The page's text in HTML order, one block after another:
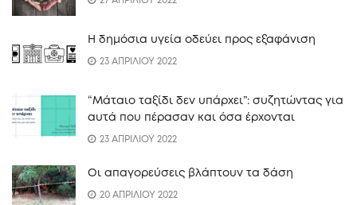
Η δημόσια υγεία οδεύει προς εξαφάνιση
23 ΑΠΡΙΛΙΟΥ 2022
“Mάταιο ταξίδι δεν υπάρχει”: συζητώντας για
αυτά που πέρασαν και όσα έρχονται
23 ΑΠΡΙΛΙΟΥ 2022
Οι απαγορεύσεις βλάπτουν τα δάση
20 ΑΠΡΙΛΙΟΥ 2022